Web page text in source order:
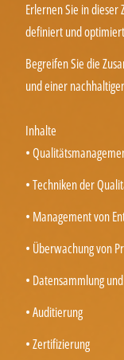
Erlernen Sie in
definiert und
Begreifen Sie die
und einer
Inhalte
•
• Techniken der
• Management von
• Überwachung von
• Datensammlung
• Auditierung
• Zertifizierung